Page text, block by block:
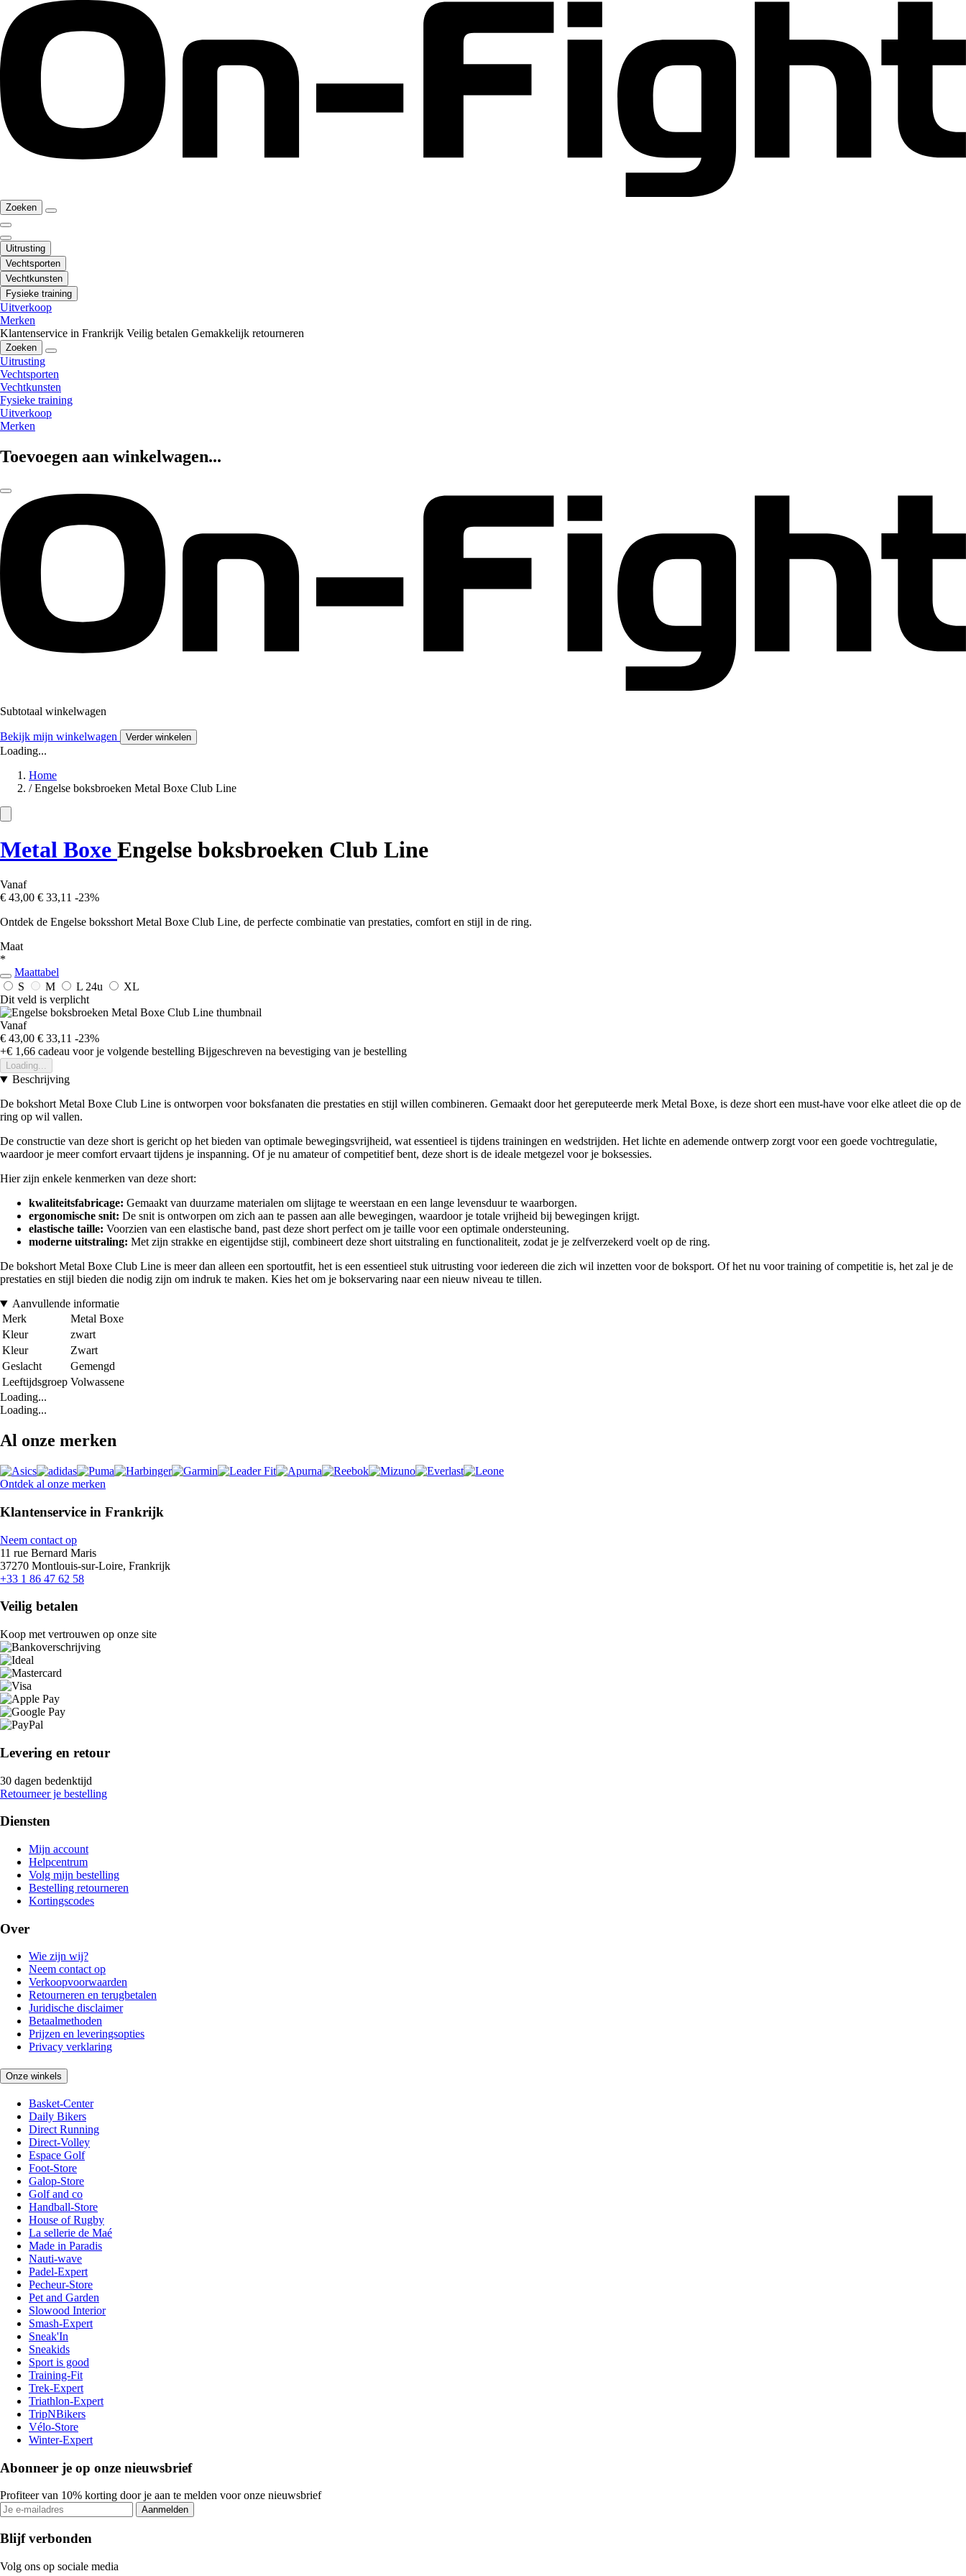
Zoeken
Uitrusting
Vechtsporten
Vechtkunsten
Fysieke training
Uitverkoop
Merken
Klantenservice in Frankrijk Veilig betalen Gemakkelijk retourneren
Zoeken
Uitrusting
Vechtsporten
Vechtkunsten
Fysieke training
Uitverkoop
Merken
Toevoegen aan winkelwagen...
Subtotaal winkelwagen
Bekijk mijn winkelwagen Verder winkelen
Loading...
Home
/ Engelse boksbroeken Metal Boxe Club Line
Metal Boxe Engelse boksbroeken Club Line
Vanaf
€ 43,00 € 33,11 -23%
Ontdek de Engelse boksshort Metal Boxe Club Line, de perfecte combinatie van prestaties, comfort en stijl in de ring.
Maat
*
Maattabel
S
M L 24u
XL
Dit veld is verplicht
Vanaf
€ 43,00 € 33,11 -23%
+€ 1,66 cadeau voor je volgende bestelling Bijgeschreven na bevestiging van je bestelling
Loading...
Beschrijving
De bokshort Metal Boxe Club Line is ontworpen voor boksfanaten die prestaties en stijl willen combineren. Gemaakt door het gereputeerde merk Metal Boxe, is deze short een must-have voor elke atleet die op de
ring op wil vallen.
De constructie van deze short is gericht op het bieden van optimale bewegingsvrijheid, wat essentieel is tijdens trainingen en wedstrijden. Het lichte en ademende ontwerp zorgt voor een goede vochtregulatie,
waardoor je meer comfort ervaart tijdens je inspanning. Of je nu amateur of competitief bent, deze short is de ideale metgezel voor je boksessies.
Hier zijn enkele kenmerken van deze short:
kwaliteitsfabricage: Gemaakt van duurzame materialen om slijtage te weerstaan en een lange levensduur te waarborgen.
ergonomische snit: De snit is ontworpen om zich aan te passen aan alle bewegingen, waardoor je totale vrijheid bij bewegingen krijgt.
elastische taille: Voorzien van een elastische band, past deze short perfect om je taille voor een optimale ondersteuning.
moderne uitstraling: Met zijn strakke en eigentijdse stijl, combineert deze short uitstraling en functionaliteit, zodat je je zelfverzekerd voelt op de ring.
De bokshort Metal Boxe Club Line is meer dan alleen een sportoutfit, het is een essentieel stuk uitrusting voor iedereen die zich wil inzetten voor de boksport. Of het nu voor training of competitie is, het zal je de
prestaties en stijl bieden die nodig zijn om indruk te maken. Kies het om je bokservaring naar een nieuw niveau te tillen.
Aanvullende informatie
Merk
Metal Boxe
Kleur
zwart
Kleur
Zwart
Geslacht
Gemengd
Leeftijdsgroep Volwassene
Loading...
Loading...
Al onze merken
Ontdek al onze merken
Klantenservice in Frankrijk
Neem contact op
11 rue Bernard Maris
37270 Montlouis-sur-Loire, Frankrijk
+33 1 86 47 62 58
Veilig betalen
Koop met vertrouwen op onze site
Levering en retour
30 dagen bedenktijd
Retourneer je bestelling
Diensten
Mijn account
Helpcentrum
Volg mijn bestelling
Bestelling retourneren
Kortingscodes
Over
Wie zijn wij?
Neem contact op
Verkoopvoorwaarden
Retourneren en terugbetalen
Juridische disclaimer
Betaalmethoden
Prijzen en leveringsopties
Privacy verklaring
Onze winkels
Basket-Center
Daily Bikers
Direct Running
Direct-Volley
Espace Golf
Foot-Store
Galop-Store
Golf and co
Handball-Store
House of Rugby
La sellerie de Maé
Made in Paradis
Nauti-wave
Padel-Expert
Pecheur-Store
Pet and Garden
Slowood Interior
Smash-Expert
Sneak'In
Sneakids
Sport is good
Training-Fit
Trek-Expert
Triathlon-Expert
TripNBikers
Vélo-Store
Winter-Expert
Abonneer je op onze nieuwsbrief
Profiteer van 10% korting door je aan te melden voor onze nieuwsbrief
Aanmelden
Blijf verbonden
Volg ons op sociale media